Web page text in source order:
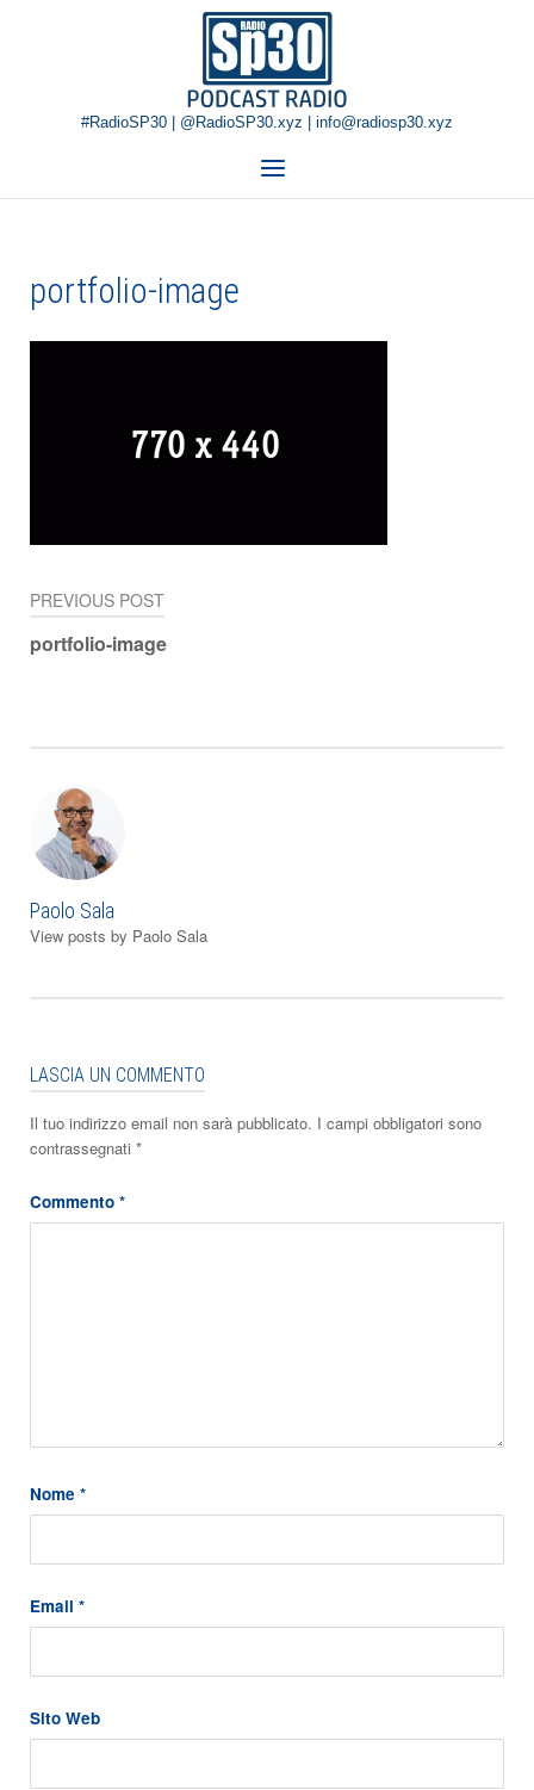
Home
#RadioSP30 | @RadioSP30.xyz | info@radiosp30.xyz
Menu
portfolio-image
Navigazione
articoli
PREVIOUS POST
portfolio-image
Paolo Sala
View posts by Paolo Sala
LASCIA UN COMMENTO
Il tuo indirizzo email non sarà pubblicato. I campi obbligatori sono
contrassegnati *
Commento *
Nome *
Email *
Sito Web